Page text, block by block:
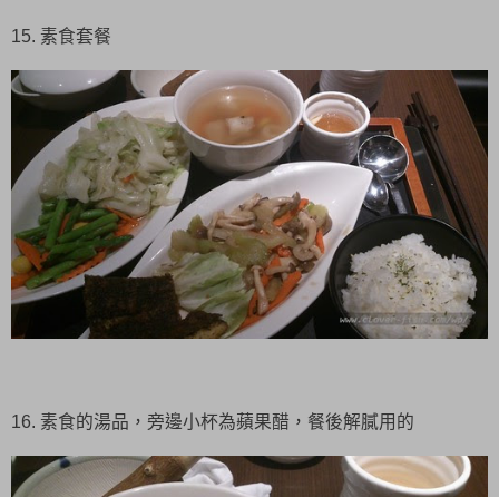
15. 素食套餐
16. 素食的湯品，旁邊小杯為蘋果醋，餐後解膩用的